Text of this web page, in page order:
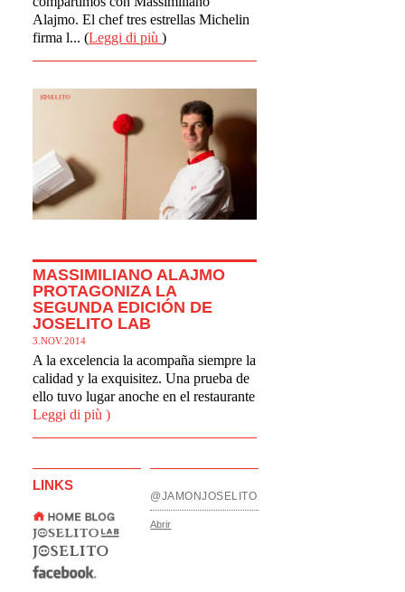
Alajmo. El chef tres estrellas Michelin
firma l... (Leggi di più)
MASSIMILIANO ALAJMO
PROTAGONIZA LA
SEGUNDA EDICIÓN DE
JOSELITO LAB
3.NOV.2014
A la excelencia la acompaña siempre la
calidad y la exquisitez. Una prueba de
ello tuvo lugar anoche en el restaurante
Leggi di più )
LINKS
@JAMONJOSELITO
Abrir